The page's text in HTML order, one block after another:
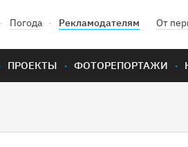
Погода Рекламодателям От
ПРОЕКТЫ ФОТОРЕПОРТАЖИ